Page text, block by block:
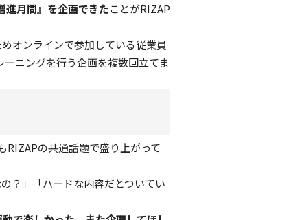
進月間』を企画できたことがRIZAP
オンラインで参加している従業員
ニングを行う企画を複数回立てま
の共通話題で盛り上がって
？」「ハードな内容だとついてい